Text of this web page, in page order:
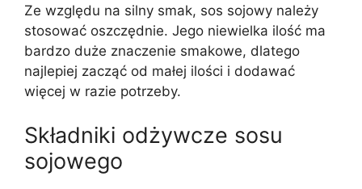
Ze względu na silny smak, sos sojowy należy
stosować oszczędnie. Jego niewielka ilość ma
bardzo duże znaczenie smakowe, dlatego
najlepiej zacząć od małej ilości i dodawać
więcej w razie potrzeby.
Składniki odżywcze sosu
sojowego